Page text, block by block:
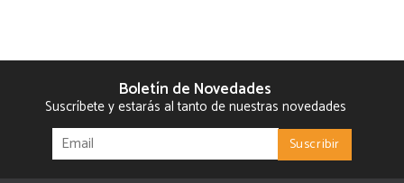
Boletín de Novedades
Suscríbete y estarás al tanto de nuestras novedades